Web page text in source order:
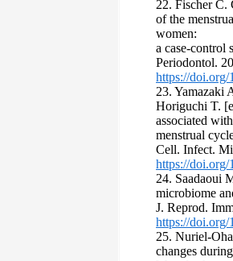
22. Fischer C.
of the
women:
a case-control
Periodontol.
https://
23. Yamazaki
Horiguchi T.
associated
menstrual
Cell. Infect.
https://doi.org/
24. Saadaoui
microbiome
J. Reprod.
https://
25. Nuriel-
changes